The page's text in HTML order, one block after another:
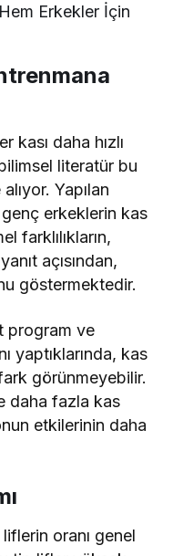
Erkekler İçin
kası daha hızlı
literatür bu
Yapılan
genç erkeklerin kas
farklılıkların,
açısından,
göstermektedir.
program ve
yaptıklarında, kas
görünmeyebilir.
daha fazla kas
etkilerinin daha
oranı genel